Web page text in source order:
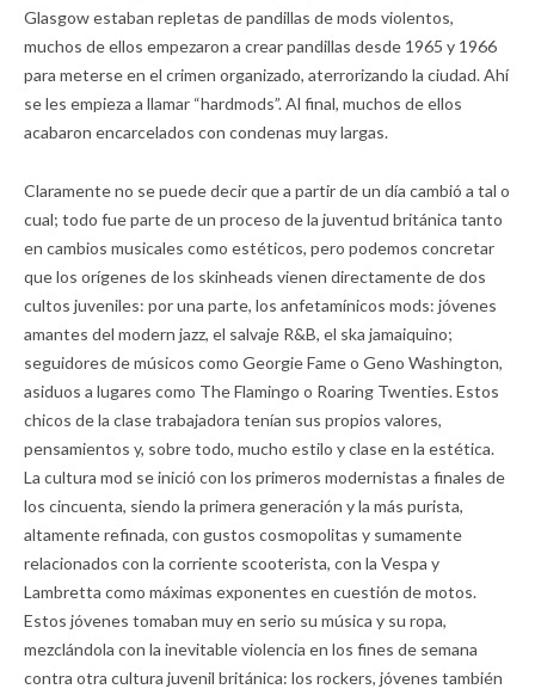
Glasgow estaban repletas de pandillas de mods violentos,
muchos de ellos empezaron a crear pandillas desde 1965 y 1966
para meterse en el crimen organizado, aterrorizando la ciudad. Ahí
se les empieza a llamar “hardmods”. Al final, muchos de ellos
acabaron encarcelados con condenas muy largas.
Claramente no se puede decir que a partir de un día cambió a tal o
cual; todo fue parte de un proceso de la juventud británica tanto
en cambios musicales como estéticos, pero podemos concretar
que los orígenes de los skinheads vienen directamente de dos
cultos juveniles: por una parte, los anfetamínicos mods: jóvenes
amantes del modern jazz, el salvaje R&B, el ska jamaiquino;
seguidores de músicos como Georgie Fame o Geno Washington,
asiduos a lugares como The Flamingo o Roaring Twenties. Estos
chicos de la clase trabajadora tenían sus propios valores,
pensamientos y, sobre todo, mucho estilo y clase en la estética.
La cultura mod se inició con los primeros modernistas a finales de
los cincuenta, siendo la primera generación y la más purista,
altamente refinada, con gustos cosmopolitas y sumamente
relacionados con la corriente scooterista, con la Vespa y
Lambretta como máximas exponentes en cuestión de motos.
Estos jóvenes tomaban muy en serio su música y su ropa,
mezclándola con la inevitable violencia en los fines de semana
contra otra cultura juvenil británica: los rockers, jóvenes también